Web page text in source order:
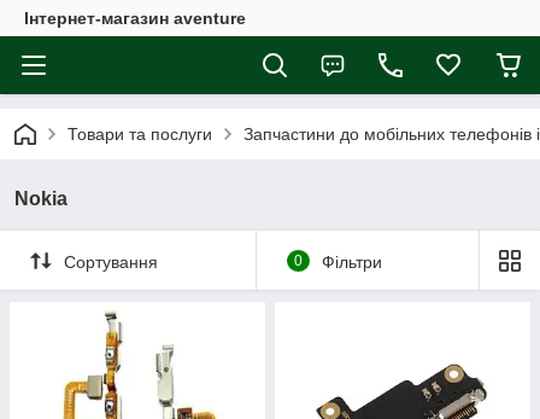
Інтернет-магазин aventure
Товари та послуги Запчастини до мобільних телефонів
Nokia
Сортування 0 Фільтри